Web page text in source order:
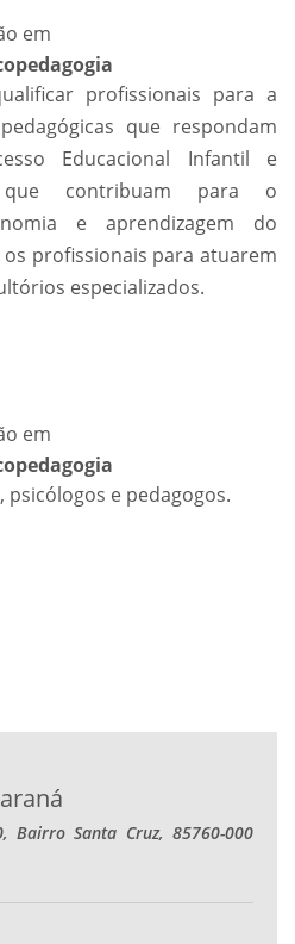
em
profissionais para a
que respondam
Educacional Infantil e
que contribuam para o
e aprendizagem do
profissionais para atuarem
especializados.
em
psicólogos e pedagogos.
Bairro Santa Cruz, 85760-000